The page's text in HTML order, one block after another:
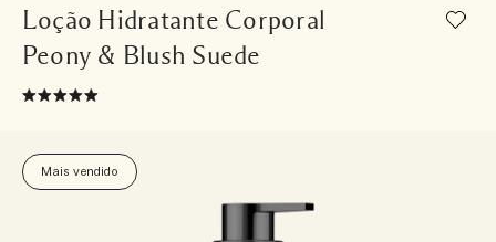
Loção Hidratante Corporal
Peony & Blush Suede
Mais vendido